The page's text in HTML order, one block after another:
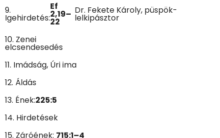
9.
Igehirdetés:
Ef
2,19–
22
Dr. Fekete Károly, püspök-
lelkipásztor
10. Zenei
elcsendesedés
11. Imádság, Úri ima
12. Áldás
13. Ének:225:5
14. Hirdetések
15. Záróének: 715:1–4